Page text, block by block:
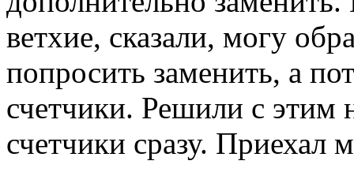
ветхие, сказали, могу
попросить заменить, а
счетчики. Решили с этим
счетчики сразу. Приехал